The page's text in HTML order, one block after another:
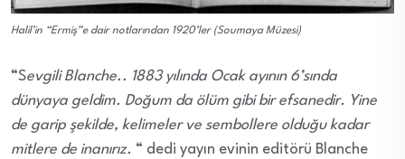
Halil’in “Ermiş”e dair notlarından 1920’ler (Soumaya Müzesi)
“Sevgili Blanche.. 1883 yılında Ocak ayının 6’sında
dünyaya geldim. Doğum da ölüm gibi bir efsanedir. Yine
de garip şekilde, kelimeler ve sembollere olduğu kadar
mitlere de inanırız. “ dedi yayın evinin editörü Blanche